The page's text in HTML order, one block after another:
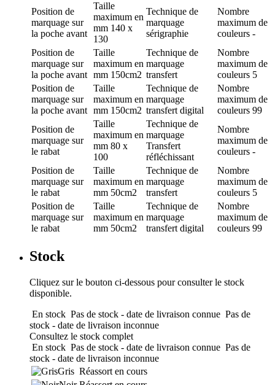
Position de
marquage sur
la poche avant
Taille
maximum en
mm 140 x
130
Technique de
marquage
sérigraphie
Nombre
maximum de
couleurs -
Position de
marquage sur
la poche avant
Taille
maximum en
mm 150cm2
Technique de
marquage
transfert
Nombre
maximum de
couleurs 5
Position de
marquage sur
la poche avant
Taille
maximum en
mm 150cm2
Technique de
marquage
transfert digital
Nombre
maximum de
couleurs 99
Position de
marquage sur
le rabat
Taille
maximum en
mm 80 x
100
Technique de
marquage
Transfert
réfléchissant
Nombre
maximum de
couleurs -
Position de
marquage sur
le rabat
Taille
maximum en
mm 50cm2
Technique de
marquage
transfert
Nombre
maximum de
couleurs 5
Position de
marquage sur
le rabat
Taille
maximum en
mm 50cm2
Technique de
marquage
transfert digital
Nombre
maximum de
couleurs 99
Stock
Cliquez sur le bouton ci-dessous pour consulter le stock
disponible.
En stock Pas de stock - date de livraison connue Pas de
stock - date de livraison inconnue
Consultez le stock complet
En stock Pas de stock - date de livraison connue Pas de
stock - date de livraison inconnue
Gris Réassort en cours